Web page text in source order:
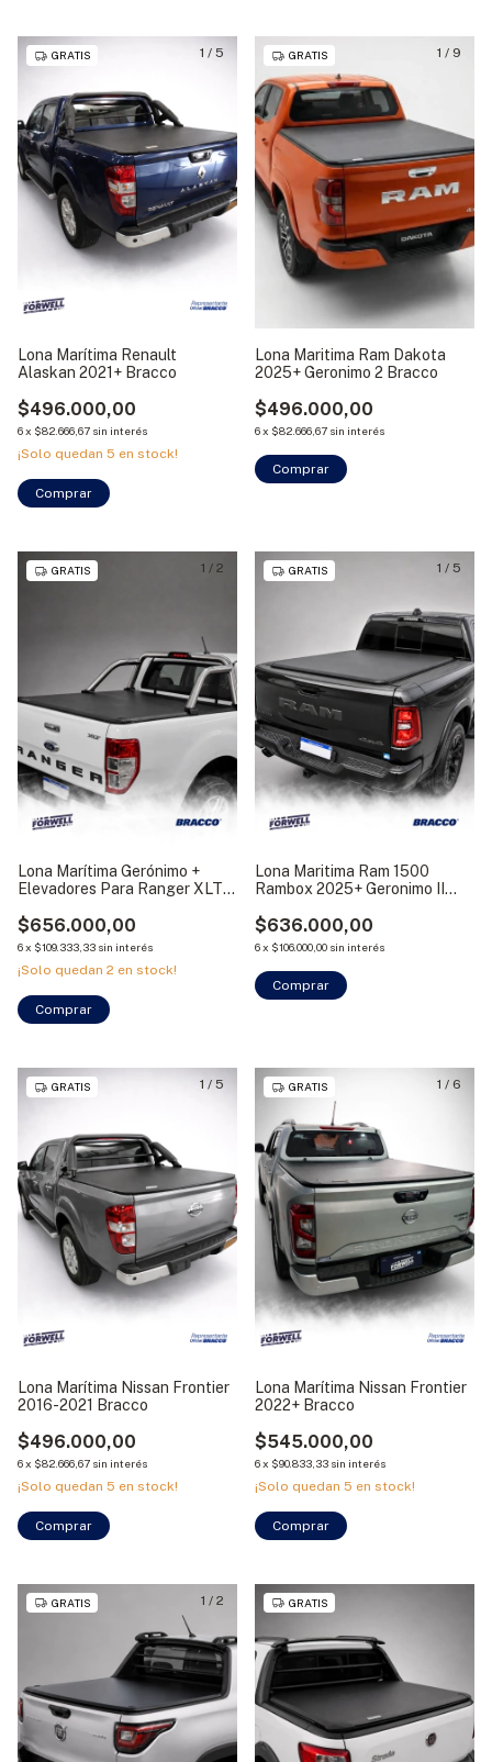
1 / 5
GRATIS
Lona Marítima Renault
Alaskan 2021+ Bracco
$496.000,00
6x $82.666,67 sin interés
¡Solo quedan 5 en stock!
Comprar
1 / 9
GRATIS
Lona Maritima Ram Dakota
2025+ Geronimo 2 Bracco
$496.000,00
6x $82.666,67 sin interés
Comprar
1 / 2
GRATIS
Lona Marítima Gerónimo +
Elevadores Para Ranger XLT
$656.000,00
6x $109.333,33 sin interés
¡Solo quedan 2 en stock!
Comprar
1 / 5
GRATIS
Lona Maritima Ram 1500
Rambox 2025+ Geronimo II
$636.000,00
6x $106.000,00 sin interés
Comprar
1 / 5
GRATIS
Lona Marítima Nissan Frontier
2016-2021 Bracco
$496.000,00
6x $82.666,67 sin interés
¡Solo quedan 5 en stock!
Comprar
1 / 6
GRATIS
Lona Marítima Nissan Frontier
2022+ Bracco
$545.000,00
6x $90.833,33 sin interés
¡Solo quedan 5 en stock!
Comprar
1 / 2
GRATIS GRATIS